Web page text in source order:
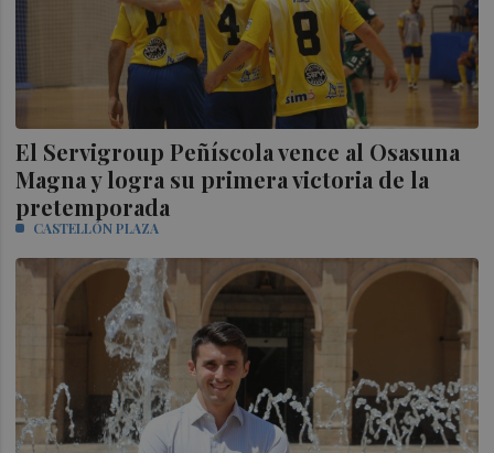
El Servigroup Peñíscola vence al Osasuna
Magna y logra su primera victoria de la
pretemporada
CASTELLÓN PLAZA